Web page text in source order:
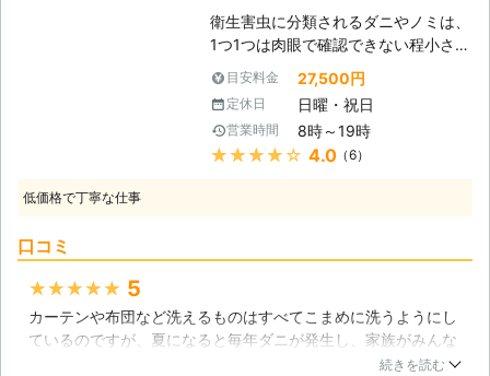
たときは当社の衛生害虫駆除サービス
をご利用ください。豊富な作業経験を
活用し、お家の中に潜んでさまざまな
被害を出すダニやノミなどをしっかり
駆除し、皆さんが安心して暮らせるよ
うにしていきます。
2016年11月30日衛生害虫に分類されるダニやノミは、
1つ1つは肉眼で確認できない程小さな
体をしていますが、その被害は直接人
間を攻撃するものですから決して侮る
ことはできません。さらに、駆除が遅
れてしまうと、大事な住まいが数万と
いう害虫に脅かされることになります
タッフが素早くお伺いし、正確に害虫
の発生状況を確認した上で隅々まで漏
れのない駆除を実施いたします。薬剤
目安料金 27,500円
定休日 日曜・祝日
営業時間 8時～19時
★★★★★ 4.0（6）
低価格で丁寧な仕事
口コミ
★★★★★ 5
カーテンや布団など洗えるものはすべてこまめに洗うようにし
ているのですが、夏になると毎年ダニが発生し、家族がみんな
刺されてしまい痒くなってしまいます。今年は子供も産まれま
続きを読む